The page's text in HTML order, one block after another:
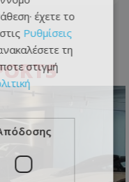
έχετε το
Ρυθμίσεις
τη
στιγμή